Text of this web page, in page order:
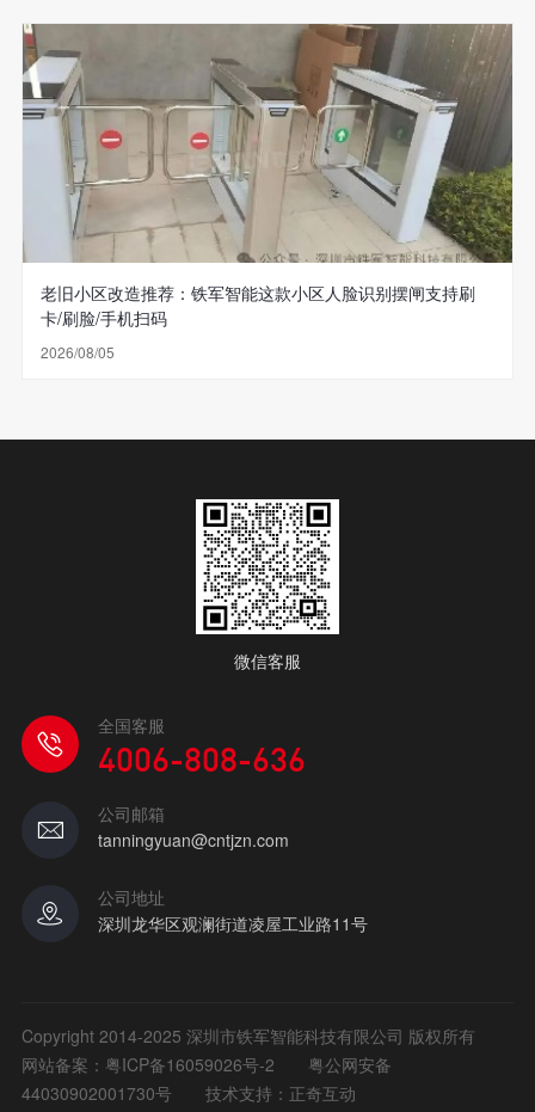
老旧小区改造推荐：铁军智能这款小区人脸识别摆闸支持刷
卡/刷脸/手机扫码
2026/08/05
微信客服
全国客服
4006-808-636
公司邮箱
tanningyuan@cntjzn.com
公司地址
深圳龙华区观澜街道凌屋工业路11号
Copyright 2014-2025 深圳市铁军智能科技有限公司 版权所有
网站备案： 粤ICP备16059026号-2
粤公网安备
44030902001730号
技术支持：正奇互动